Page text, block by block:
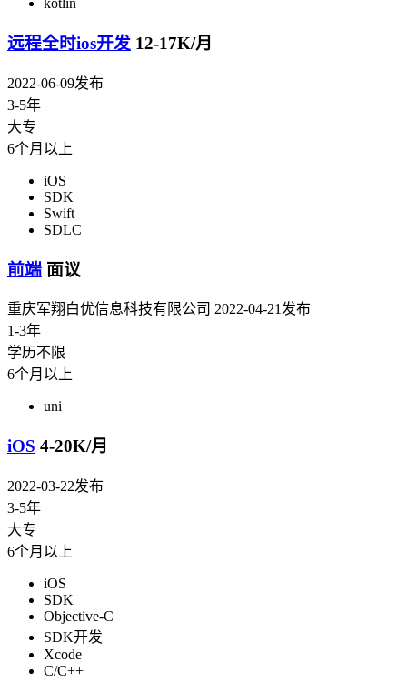
kotlin
远程全时ios开发 12-17K/月
2022-06-09发布
3-5年
大专
6个月以上
iOS
SDK
Swift
SDLC
前端 面议
重庆军翔白优信息科技有限公司 2022-04-21发布
1-3年
学历不限
6个月以上
uni
iOS 4-20K/月
2022-03-22发布
3-5年
大专
6个月以上
iOS
SDK
Objective-C
SDK开发
Xcode
C/C++